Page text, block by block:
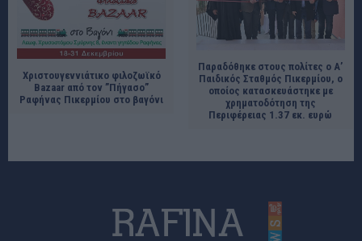
Χριστουγεννιάτικο φιλοζωϊκό
Bazaar από τον ”Πήγασο”
Ραφήνας Πικερμίου στο βαγόνι
Παραδόθηκε στους πολίτες ο Α’
Παιδικός Σταθμός Πικερμίου, ο
οποίος κατασκευάστηκε με
χρηματοδότηση της
Περιφέρειας 1.37 εκ. ευρώ